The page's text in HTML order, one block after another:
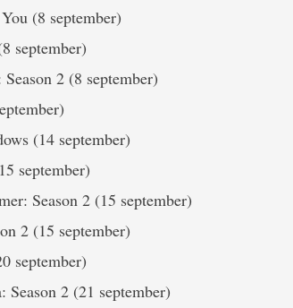
(8 september)
september)
2 (8 september)
(14 september)
september)
Season 2 (15 september)
2 (15 september)
september)
Season 2 (21 september)